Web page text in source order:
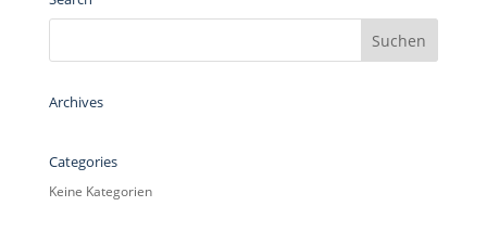
Archives
Categories
Keine Kategorien